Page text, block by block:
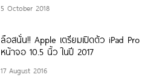
5 October 2018
ลือสนั่น!! Apple เตรียมเปิดตัว iPad Pro
หน้าจอ 10.5 นิ้ว ในปี 2017
17 August 2016